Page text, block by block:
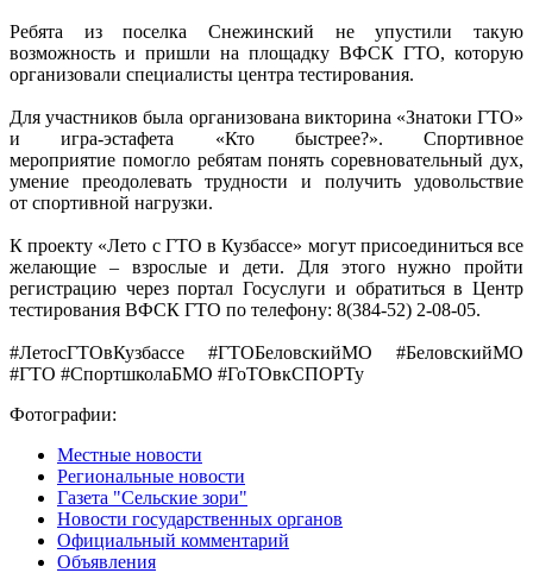
Ребята из поселка Снежинский не упустили такую
возможность и пришли на площадку ВФСК ГТО, которую
организовали специалисты центра тестирования.
Для участников была организована викторина «Знатоки ГТО»
и игра-эстафета «Кто быстрее?». Спортивное
мероприятие помогло ребятам понять соревновательный дух,
умение преодолевать трудности и получить удовольствие
от спортивной нагрузки.
К проекту «Лето с ГТО в Кузбассе» могут присоединиться все
желающие – взрослые и дети. Для этого нужно пройти
регистрацию через портал Госуслуги и обратиться в Центр
тестирования ВФСК ГТО по телефону: 8(384-52) 2-08-05.
#ЛетосГТОвКузбассе #ГТОБеловскийМО #БеловскийМО
#ГТО #СпортшколаБМО #ГоТОвкСПОРТу
Фотографии:
Местные новости
Региональные новости
Газета "Сельские зори"
Новости государственных органов
Официальный комментарий
Объявления